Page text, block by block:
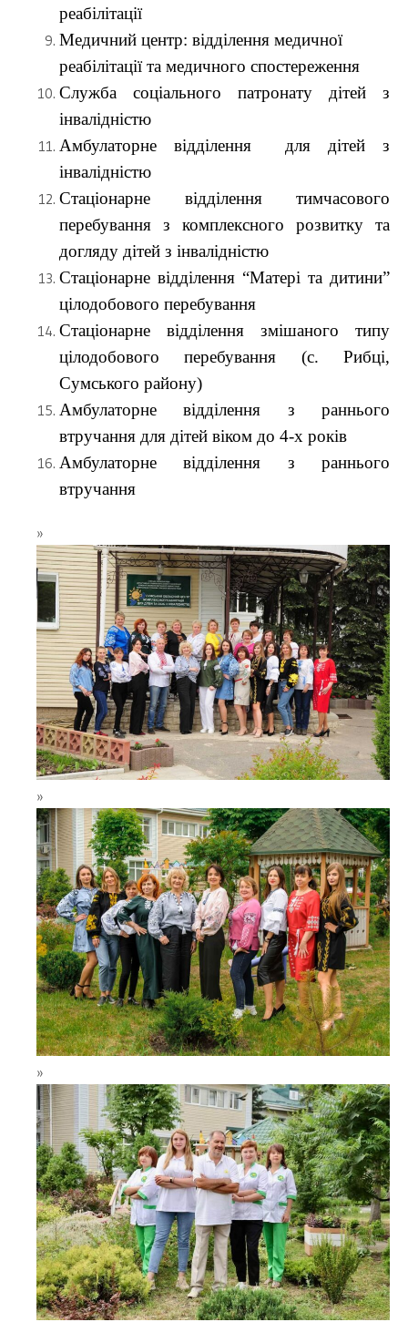
реабілітації
Медичний центр: відділення медичної
реабілітації та медичного спостереження
Служба соціального патронату дітей з
інвалідністю
Амбулаторне відділення для дітей з
інвалідністю
Стаціонарне відділення тимчасового
перебування з комплексного розвитку та
догляду дітей з інвалідністю
Стаціонарне відділення “Матері та дитини”
цілодобового перебування
Стаціонарне відділення змішаного типу
цілодобового перебування (с. Рибці,
Сумського району)
Амбулаторне відділення з раннього
втручання для дітей віком до 4-х років
Амбулаторне відділення з раннього
втручання